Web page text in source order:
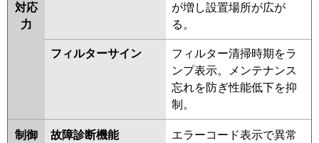
対応
力
が増し設置場所が広が
る。
フィルターサイン
フィルター清掃時期をラ
ンプ表示。メンテナンス
忘れを防ぎ性能低下を抑
制。
制御 故障診断機能
エラーコード表示で異常